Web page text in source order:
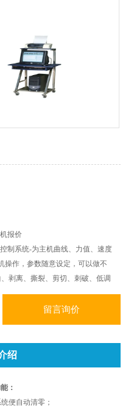
报价
制系统-为主机曲线、力值、速度
操作，参数随意设定，可以做不
剥离、撕裂、剪切、刺破、低调
等标准和国外标准进
留言询价
绍
：
便自动清零；